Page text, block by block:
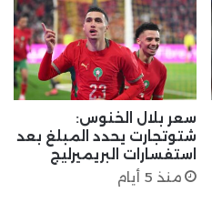
سعر بلال الخنوس:
شتوتجارت يحدد المبلغ بعد
استفسارات البريميرليج
منذ 5 أيام